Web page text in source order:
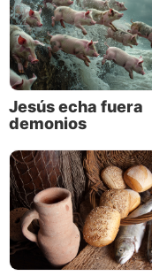
Jesús echa fuera
demonios